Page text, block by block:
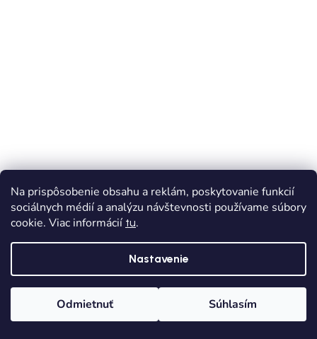
Na prispôsobenie obsahu a reklám, poskytovanie funkcií
sociálnych médií a analýzu návštevnosti používame súbory
cookie. Viac informácií tu.
Nastavenie
Odmietnuť Súhlasím
D.D.STEP barefoot dievčenské sandále 076-
61346B silver